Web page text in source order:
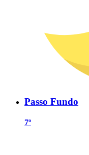
Passo Fundo
7º